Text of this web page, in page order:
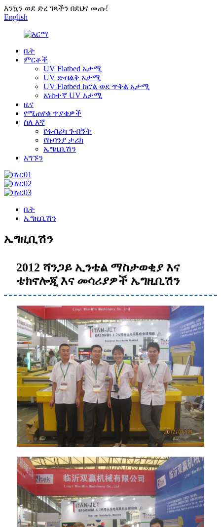
እንኳን ወደ ድረ ገጻችን በደህና መጡ!
English
ቤት
ምርቶች
UV Flatbed አታሚ
UV ድብልቅ አታሚ
UV Flatbed ከሮል ወደ ጥቅል አታሚ
አነስተኛ UV አታሚ
ዜና
የሚጠየቁ ጥያቄዎች
ስለ እኛ
የፋብሪካ ጉብኝት
የኩባንያ ታሪክ
ኤግዚቢሽን
አግኙን
ቤት
ኤግዚቢሽን
ኤግዚቢሽን
2012 ሻንጋይ ኢንቴል ማስታወቂያ እና
ቴክኖሎጂ እና መሳሪያዎች ኤግዚቢሽን